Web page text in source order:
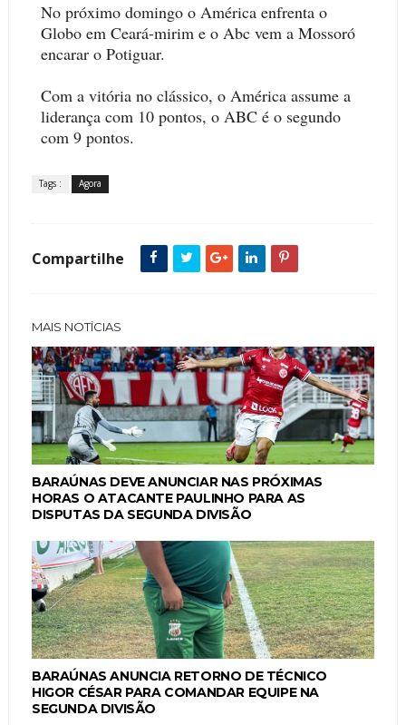
No próximo domingo o América enfrenta o
Globo em Ceará-mirim e o Abc vem a Mossoró
encarar o Potiguar.
Com a vitória no clássico, o América assume a
liderança com 10 pontos, o ABC é o segundo
com 9 pontos.
Tags : Agora
Compartilhe
MAIS NOTÍCIAS
BARAÚNAS DEVE ANUNCIAR NAS PRÓXIMAS
HORAS O ATACANTE PAULINHO PARA AS
DISPUTAS DA SEGUNDA DIVISÃO
BARAÚNAS ANUNCIA RETORNO DE TÉCNICO
HIGOR CÉSAR PARA COMANDAR EQUIPE NA
SEGUNDA DIVISÃO